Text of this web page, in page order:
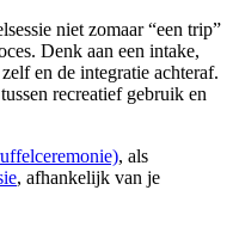
niet zomaar “een trip”
Denk aan een intake,
en de integratie achteraf.
recreatief gebruik en
, als
, afhankelijk van je